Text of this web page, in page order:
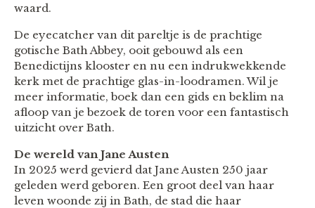
waard.
De eyecatcher van dit pareltje is de prachtige
gotische Bath Abbey, ooit gebouwd als een
Benedictijns klooster en nu een indrukwekkende
kerk met de prachtige glas-in-loodramen. Wil je
meer informatie, boek dan een gids en beklim na
afloop van je bezoek de toren voor een fantastisch
uitzicht over Bath.
De wereld van Jane Austen
In 2025 werd gevierd dat Jane Austen 250 jaar
geleden werd geboren. Een groot deel van haar
leven woonde zij in Bath, de stad die haar